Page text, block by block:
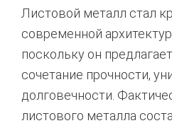
Листовой металл стал
современной
поскольку он
сочетание прочности,
долговечности.
листового металла